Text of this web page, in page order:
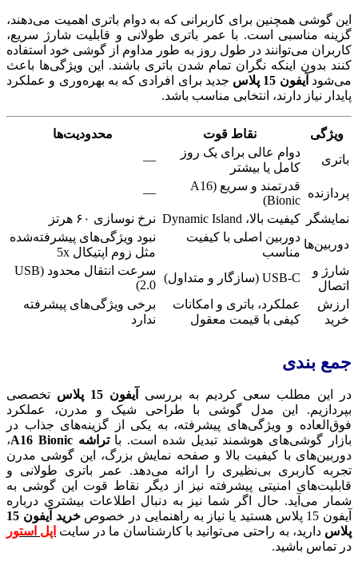
این گوشی همچنین برای کاربرانی که به دوام باتری اهمیت می‌دهند،
گزینه مناسبی است. با عمر باتری طولانی و قابلیت شارژ سریع،
کاربران می‌توانند در طول روز به طور مداوم از گوشی خود استفاده
کنند بدون اینکه نگران تمام شدن باتری باشند. این ویژگی‌ها باعث
می‌شود آیفون 15 پلاس
جدید برای افرادی که به بهره‌وری و عملکرد
پایدار نیاز دارند، انتخابی مناسب باشد.
ویژگی نقاط قوت
محدودیت‌ها
باتری
دوام عالی برای یک روز
کامل یا بیشتر
—
پردازنده
قدرتمند و سریع (A16
Bionic)
—
نمایشگر
کیفیت بالا، Dynamic Island
نرخ نوسازی ۶۰ هرتز
دوربین‌ها
دوربین اصلی با کیفیت
مناسب
نبود ویژگی‌های پیشرفته‌شده
مثل زوم اپتیکال 5x
شارژ و
اتصال
USB-C (سازگار و متداول)
سرعت انتقال محدود (USB
2.0)
ارزش
خرید
عملکرد، باتری و امکانات
کیفی با قیمت معقول
برخی ویژگی‌های پیشرفته
ندارد
جمع بندی
در این مطلب سعی کردیم به بررسی آیفون 15 پلاس
تخصصی
بپردازیم. این مدل گوشی با طراحی شیک و مدرن، عملکرد
فوق‌العاده و ویژگی‌های پیشرفته، به یکی از گزینه‌های جذاب در
بازار گوشی‌های هوشمند تبدیل شده است. باتراشه A16 Bionic
،
دوربین‌های با کیفیت بالا و صفحه نمایش بزرگ، این گوشی مدرن
تجربه کاربری بی‌نظیری را ارائه می‌دهد. عمر باتری طولانی و
قابلیت‌های امنیتی پیشرفته نیز از دیگر نقاط قوت این گوشی به
شمار می‌آید. حال اگر شما نیز به دنبال اطلاعات بیشتری درباره
آیفون 15 پلاس هستید یا نیاز به راهنمایی در خصوص
خرید آیفون 15
پلاس دارید، به راحتی می‌توانید با کارشناسان ما در سایت اپل استور
در تماس باشید.